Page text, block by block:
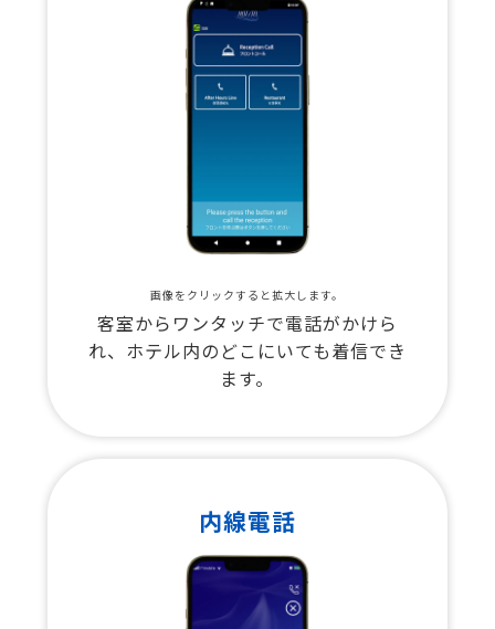
画像をクリックすると拡大します。
客室からワンタッチで電話がかけら
れ、ホテル内のどこにいても着信でき
ます。
内線電話